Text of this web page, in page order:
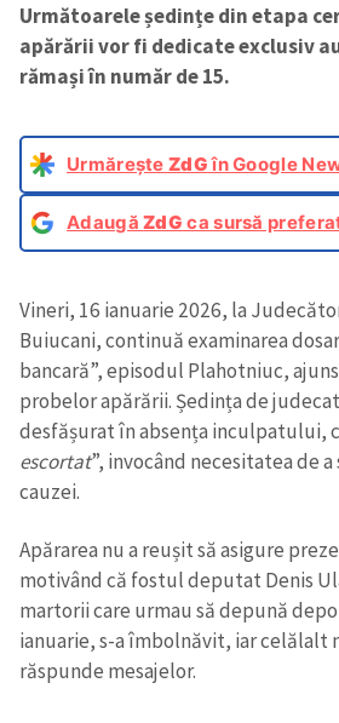
Următoarele ședințe din etapa
apărării vor fi dedicate exclusiv
rămași în număr de 15.
Urmărește ZdGîn Google
AdaugăZdG ca sursă
Vineri, 16 ianuarie 2026, la
Buiucani, continuă examinarea
bancară”, episodul Plahotniuc,
probelor apărării. Ședința de
desfășurat în absența inculpatului,
escortat”, invocând necesitatea de
cauzei.
Apărarea nu a reușit să asigure
motivând că fostul deputat Denis
martorii care urmau să depună
ianuarie, s-a îmbolnăvit, iar celălalt
răspunde mesajelor.